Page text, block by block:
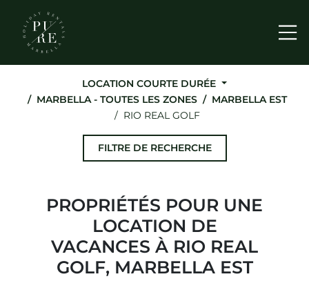
LOCATION COURTE DURÉE
MARBELLA - TOUTES LES ZONES
MARBELLA EST
RIO REAL GOLF
FILTRE DE RECHERCHE
PROPRIÉTÉS POUR UNE
LOCATION DE
VACANCES À RIO REAL
GOLF, MARBELLA EST